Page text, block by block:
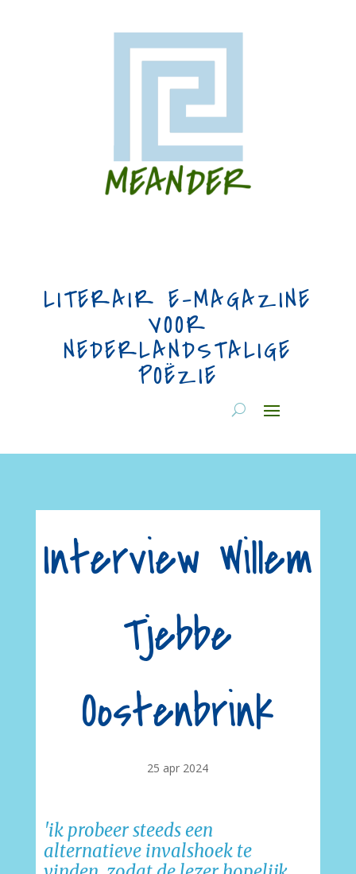
LITERAIR E-MAGAZINE
VOOR
NEDERLANDSTALIGE
POËZIE
Interview Willem
Tjebbe
Oostenbrink
25 apr 2024
'ik probeer steeds een
alternatieve invalshoek te